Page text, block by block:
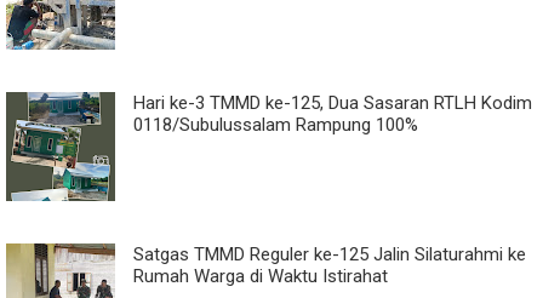
Hari ke-3 TMMD ke-125, Dua Sasaran RTLH Kodim
0118/Subulussalam Rampung 100%
Satgas TMMD Reguler ke-125 Jalin Silaturahmi ke
Rumah Warga di Waktu Istirahat